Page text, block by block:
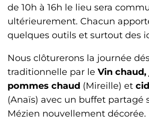
de 10h à 16h le lieu sera
ultérieurement. Chacun
quelques outils et surtout des
Nous clôturerons la journée
traditionnelle par le Vin chaud,
pommes chaud (Mireille) et
(Anaïs) avec un buffet partagé
Mézien nouvellement décorée.